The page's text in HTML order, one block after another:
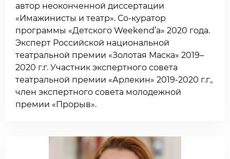
автор неоконченной диссертации
«Имажинисты и театр». Со-куратор
программы «Детского Weekend’а» 2020 года.
Эксперт Российской национальной
театральной премии «Золотая Маска» 2019–
2020 г.г. Участник экспертного совета
театральной премии «Арлекин» 2019-2020 г.г.,
член экспертного совета молодежной
премии «Прорыв».